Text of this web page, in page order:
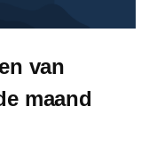
van
maand